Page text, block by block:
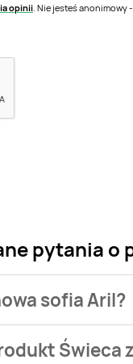
opinii . Nie jesteś anonimowy
pytania
sofia Aril?
wybranego
Świeca